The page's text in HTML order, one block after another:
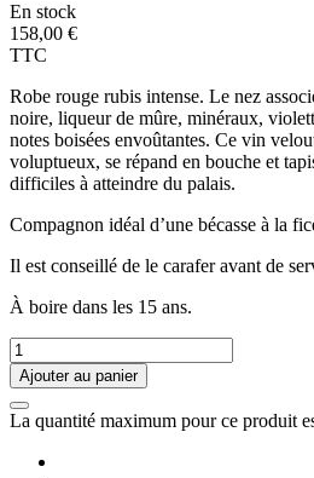
En stock
158,00 €
TTC
Robe rouge rubis intense. Le nez
noire, liqueur de mûre, minéraux,
notes boisées envoûtantes. Ce vin
voluptueux, se répand en bouche et
difficiles à atteindre du palais.
Compagnon idéal d’une bécasse à la
Il est conseillé de le carafer avant de
À boire dans les 15 ans.
Ajouter au panier
La quantité maximum pour ce produit